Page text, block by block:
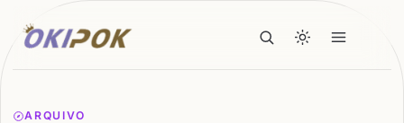
ARQUIVO